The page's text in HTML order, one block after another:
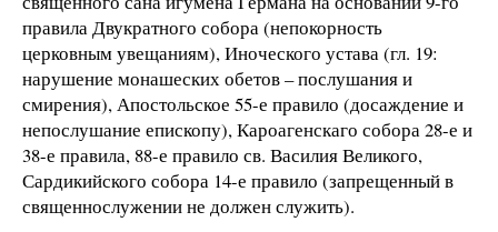
правила Двукратного собора (непокорность
церковным увещаниям), Иноческого устава (гл. 19:
нарушение монашеских обетов – послушания и
смирения), Апостольское 55-е правило (досаждение и
непослушание епископу), Кароагенскаго собора 28-е и
38-е правила, 88-е правило св. Василия Великого,
Сардикийского собора 14-е правило (запрещенный в
священнослужении не должен служить).